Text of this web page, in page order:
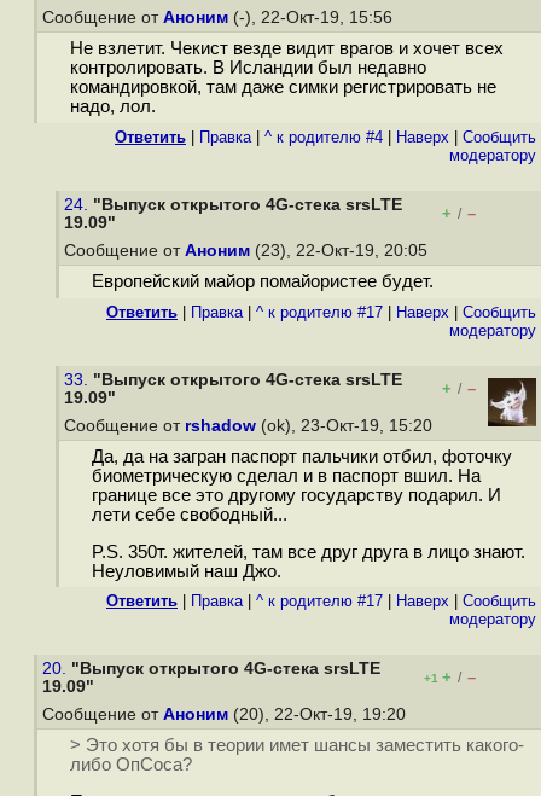
Сообщение от Аноним (-), 22-Окт-19, 15:56
Не взлетит. Чeкист везде видит врaгов и хочет всех
контрoлировать. В Исландии был недавно
командировкой, там даже симки регистрировать не
надо, лол.
Ответить Правка| ^ к родителю #4 Наверх
Cообщить
модератору
24. "Выпуск открытого 4G-стека srsLTE
19.09"
+ / –
Сообщение от Аноним (23), 22-Окт-19, 20:05
Европейский майор помайористее будет.
Ответить Правка| ^ к родителю #17 Наверх
Cообщить
модератору
33. "Выпуск открытого 4G-стека srsLTE
19.09"
+ / –
Сообщение от rshadow (ok), 23-Окт-19, 15:20
Да, да на загран паспорт пальчики отбил, фоточку
биометрическую сделал и в паспорт вшил. На
границе все это другому государству подарил. И
лети себе свободный...
P.S. 350т. жителей, там все друг друга в лицо знают.
Неуловимый наш Джо.
Ответить Правка| ^ к родителю #17 Наверх
Cообщить
модератору
20. "Выпуск открытого 4G-стека srsLTE
19.09"
+1 + / –
Сообщение от Аноним (20), 22-Окт-19, 19:20
> Это хотя бы в теории имет шансы заместить какого-
либо ОпСоса?